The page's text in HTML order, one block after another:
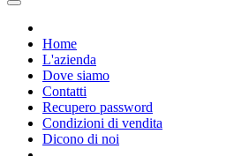
Home
L'azienda
Dove siamo
Contatti
Recupero password
Condizioni di vendita
Dicono di noi